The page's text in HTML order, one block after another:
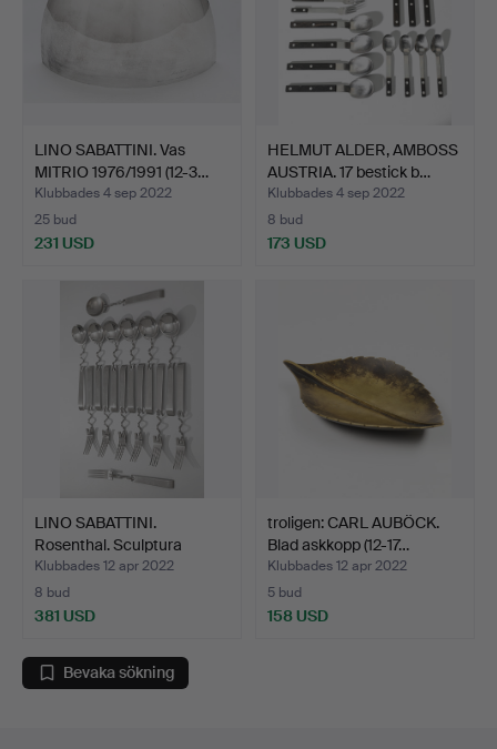
LINO SABATTINI. Vas
MITRIO 1976/1991 (12-3…
Klubbades 4 sep 2022
25 bud
231 USD
HELMUT ALDER, AMBOSS
AUSTRIA. 17 bestick b…
Klubbades 4 sep 2022
8 bud
173 USD
LINO SABATTINI.
Rosenthal. Sculptura
besti…
Klubbades 12 apr 2022
8 bud
381 USD
troligen: CARL AUBÖCK.
Blad askkopp (12-17…
Klubbades 12 apr 2022
5 bud
158 USD
Bevaka sökning